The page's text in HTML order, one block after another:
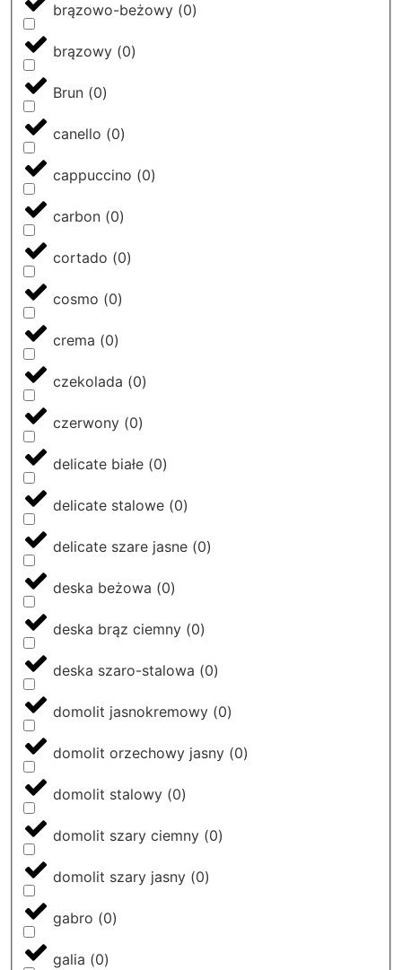
brązowo-beżowy (0)
brązowy (0)
Brun (0)
canello (0)
cappuccino (0)
carbon (0)
cortado (0)
cosmo (0)
crema (0)
czekolada (0)
czerwony (0)
delicate białe (0)
delicate stalowe (0)
delicate szare jasne (0)
deska beżowa (0)
deska brąz ciemny (0)
deska szaro-stalowa (0)
domolit jasnokremowy (0)
domolit orzechowy jasny (0)
domolit stalowy (0)
domolit szary ciemny (0)
domolit szary jasny (0)
gabro (0)
galia (0)